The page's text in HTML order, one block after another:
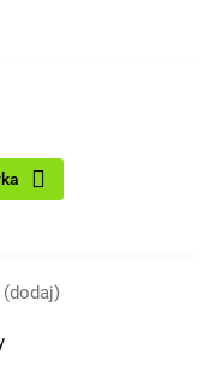
(dodaj)